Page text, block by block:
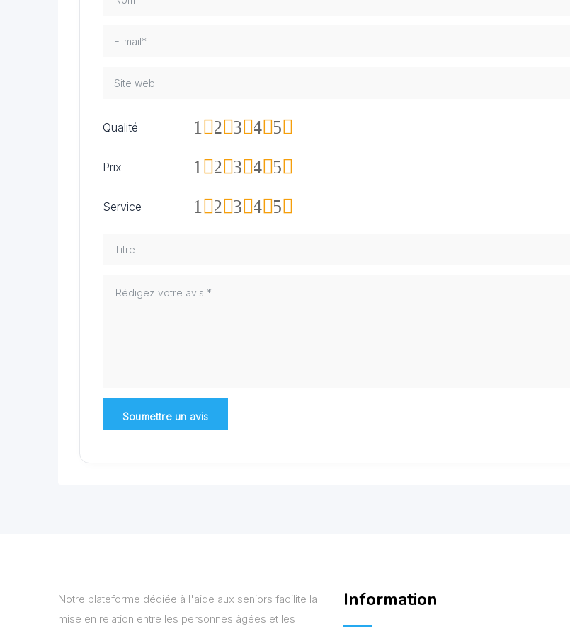
Qualité 5
4
3
2
1
Prix 5
4
3
2
1
Service 5
4
3
2
1
Notre plateforme dédiée à l'aide aux seniors facilite la
mise en relation entre les personnes âgées et les
Information